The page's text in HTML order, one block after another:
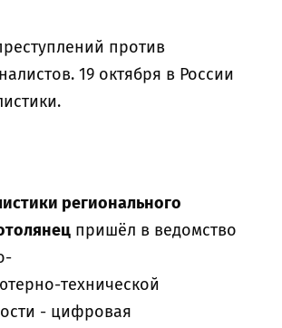
против
19 октября в России
регионального
пришёл в ведомство
технической
- цифровая